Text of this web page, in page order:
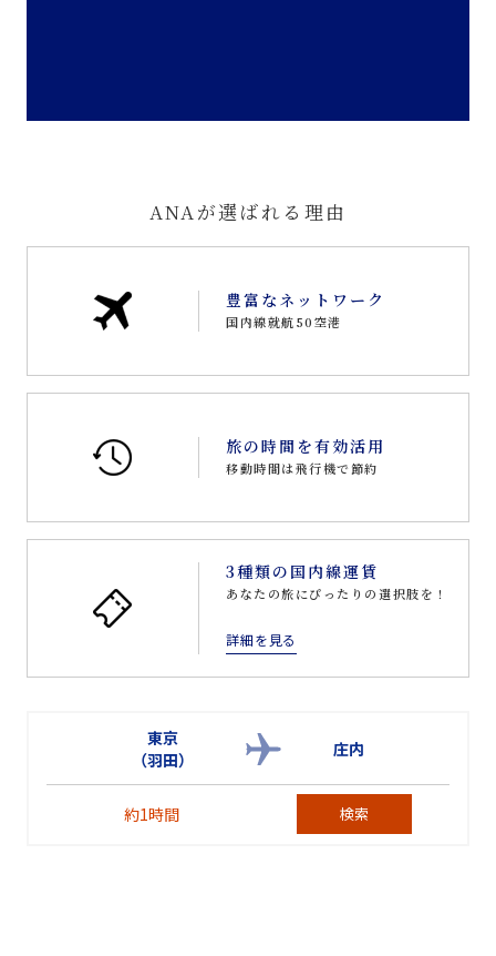
ANAが選ばれる理由
豊富なネットワーク
国内線就航50空港
旅の時間を有効活用
移動時間は飛行機で節約
3種類の国内線運賃
あなたの旅にぴったりの選択肢を！
詳細を見る
東京
（羽田）
庄内
約1時間 検索